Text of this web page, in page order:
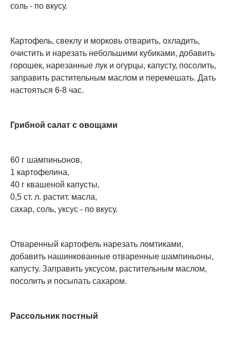
соль - по вкусу.
Картофель, свеклу и морковь отварить, охладить,
очистить и нарезать небольшими кубиками, добавить
горошек, нарезанные лук и огурцы, капусту, посолить,
заправить растительным маслом и перемешать. Дать
настояться 6-8 час.
Грибной салат с овощами
60 г шампиньонов,
1 картофелина,
40 г квашеной капусты,
0,5 ст. л. растит. масла,
сахар, соль, уксус - по вкусу.
Отваренный картофель нарезать ломтиками,
добавить нашинкованные отваренные шампиньоны,
капусту. Заправить уксусом, растительным маслом,
посолить и посыпать сахаром.
Рассольник постный